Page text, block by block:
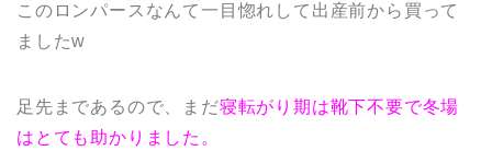
このロンパースなんて一目惚れして出産前から買って
ましたw
足先まであるので、まだ寝転がり期は靴下不要で冬場
はとても助かりました。